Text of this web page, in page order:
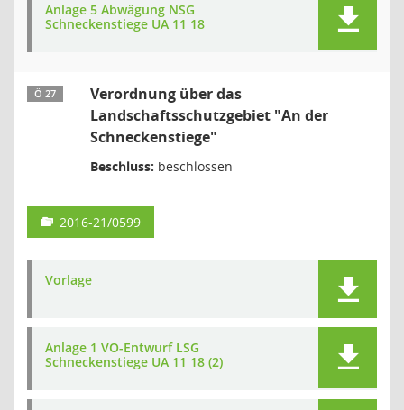
Anlage 5 Abwägung NSG
Schneckenstiege UA 11 18
Ö 27
Verordnung über das
Landschaftsschutzgebiet "An der
Schneckenstiege"
Beschluss: beschlossen
2016-21/0599
Vorlage
Anlage 1 VO-Entwurf LSG
Schneckenstiege UA 11 18 (2)